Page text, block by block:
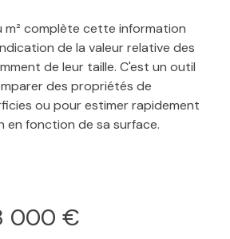
m² complète cette information
de la valeur relative des
de leur taille. C'est un outil
des propriétés de
ou pour estimer rapidement
en fonction de sa surface.
000 €